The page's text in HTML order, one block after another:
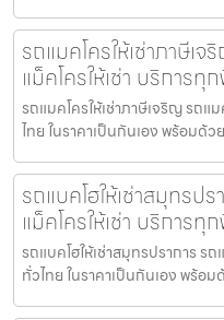
รถแมคโครให้เช่าภาษีเ
แม็คโครให้เช่า บริการ
รถแมคโครให้เช่าภาษีเจริญ รถแ
ไทย ในราคาเป็นกันเอง พร้อม
รถแบคโฮให้เช่าสมุทรป
แม็คโครให้เช่า บริการ
รถแบคโฮให้เช่าสมุทรปราการ ร
ทั่วไทย ในราคาเป็นกันเอง พร้